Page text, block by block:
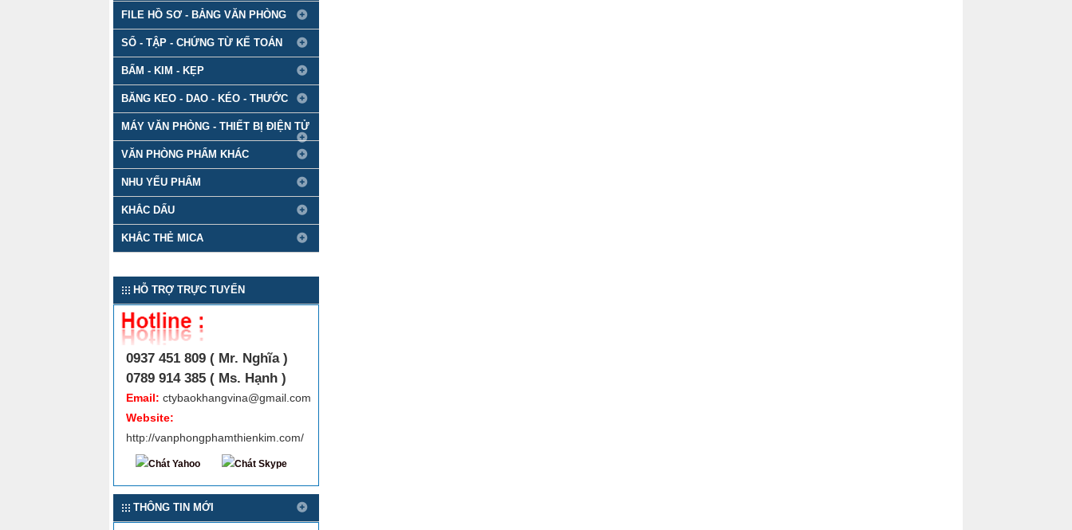
FILE HỒ SƠ - BẢNG VĂN PHÒNG
SỔ - TẬP - CHỨNG TỪ KẾ TOÁN
BẤM - KIM - KẸP
BĂNG KEO - DAO - KÉO - THƯỚC
MÁY VĂN PHÒNG - THIẾT BỊ ĐIỆN TỬ
VĂN PHÒNG PHẨM KHÁC
NHU YẾU PHẨM
KHẮC DẤU
KHẮC THẺ MICA
HỖ TRỢ TRỰC TUYẾN
0937 451 809 ( Mr. Nghĩa )
0789 914 385 ( Ms. Hạnh )
Email: ctybaokhangvina@gmail.com
Website:
http://vanphongphamthienkim.com/
THÔNG TIN MỚI